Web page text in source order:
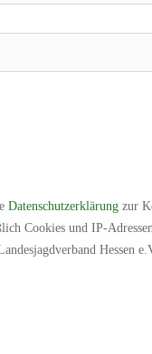
Datenschutzerklärung zur
Cookies und IP-
Hessen